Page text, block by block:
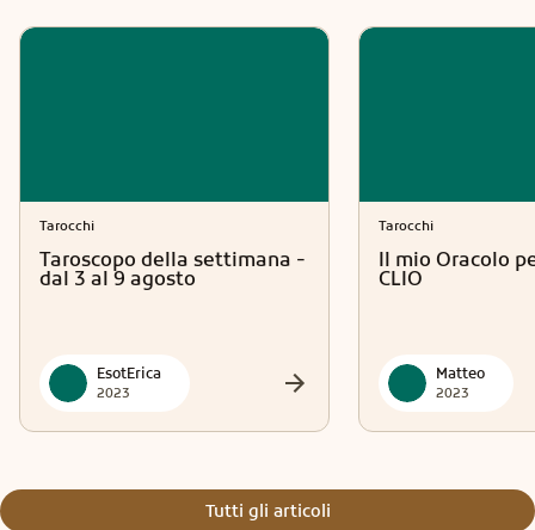
Tarocchi
Taroscopo della settimana -
dal 3 al 9 agosto
EsotErica
2023
Tarocchi
Il mio Oracolo
CLIO
Matteo
2023
Tutti gli articoli